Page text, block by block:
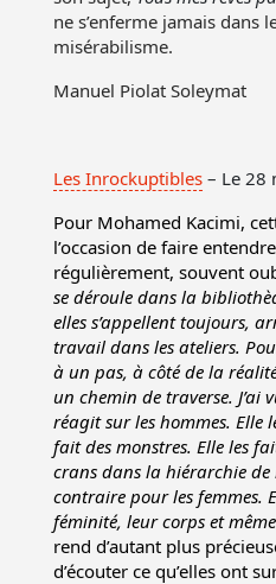
ne s’enferme jamais dans
misérabilisme.
Manuel Piolat Soleymat
Les Inrockuptibles – Le 28
Pour Mohamed Kacimi,
l’occasion de faire
régulièrement, souvent
se déroule dans la
elles s’appellent toujours,
travail dans les ateliers.
à un pas, à côté de la
un chemin de traverse. J’ai
réagit sur les hommes. Elle
fait des monstres. Elle les
crans dans la hiérarchie
contraire pour les femmes.
féminité, leur corps et
rend d’autant plus
d’écouter ce qu’elles ont